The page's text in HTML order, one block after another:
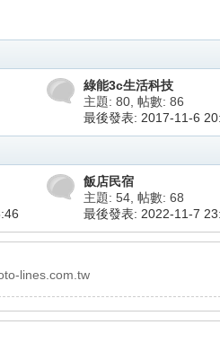
綠能3c生活科技
主題: 80 帖數: 86
最後發表: 2017-11-6
飯店民宿
主題: 54 帖數: 68
最後發表: 2022-11-7
lines.com.tw